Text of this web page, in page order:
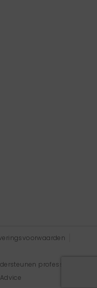
professionals
Advice